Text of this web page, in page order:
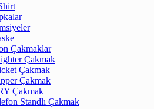
Çakmaklar
Çakmak
Çakmak
Çakmak
Çakmak
Standlı Çakmak